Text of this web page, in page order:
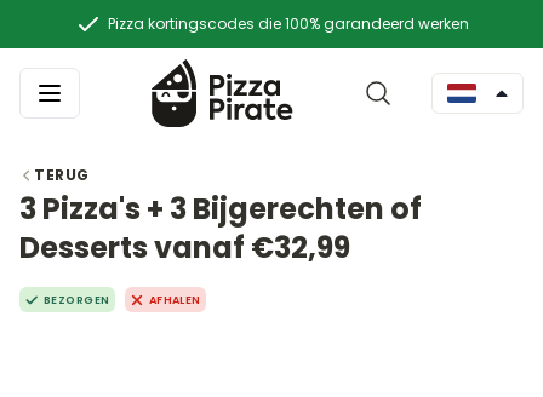
Pizza kortingscodes die 100% garandeerd werken
TERUG
3 Pizza's + 3 Bijgerechten of
Desserts vanaf €32,99
BEZORGEN AFHALEN